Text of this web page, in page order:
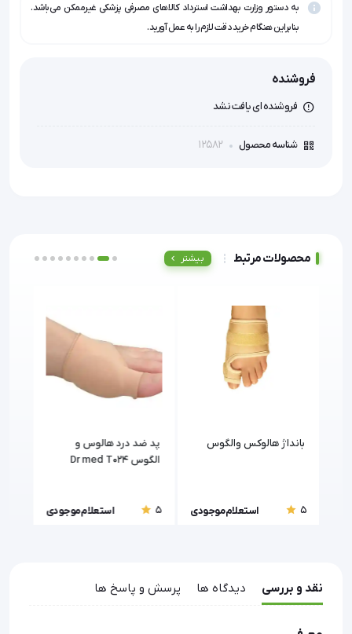
به دستور وزارت بهداشت استرداد کالاهای مصرفی پزشکی غیرممکن می‌باشد.
بنابراین هنگام خرید دقت لازم را به عمل آورید.
فروشنده
فروشنده ای یافت نشد
شناسه محصول 12582
محصولات مرتبط بیشتر
بانداژ هالوکس والگوس
5 استعلام موجودی
پد ضد درد هالوس و
الگوس Dr med T024
5 استعلام موجودی
نقد و بررسی دیدگاه ها پرسش و پاسخ ها